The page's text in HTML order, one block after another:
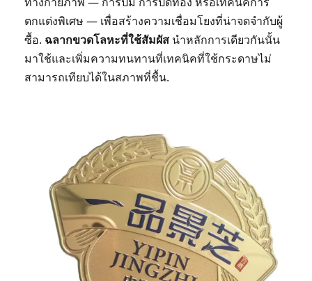
ตกแต่งพิเศษ — เพื่อสร้างความเชื่อมโยงที่น่าจดจำกับผู้
ซื้อ. ฉลากขวดโลหะที่ใช้สัมผัส นำหลักการเดียวกันนั้น
มาใช้และเพิ่มความทนทานที่เทคนิคที่ใช้กระดาษไม่
สามารถเทียบได้ในสภาพที่ชื้น.